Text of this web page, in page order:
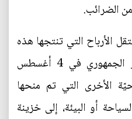
الضرائب.
الأرباح التي تنتجها هذه
الجزر، بداية من نشر القرار الجمهوري في 4 أغسطس
الأخرى التي تم منحها
أو البيئة، إلى خزينة